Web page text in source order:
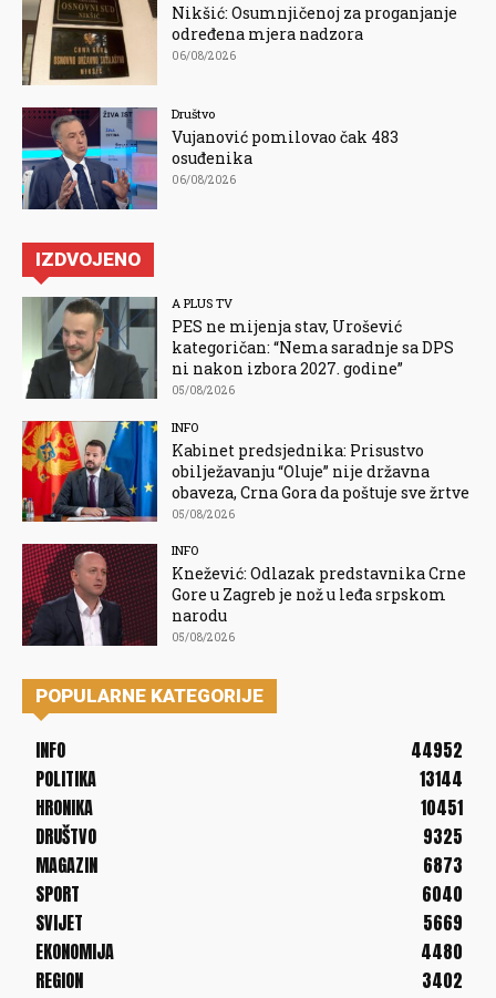
Nikšić: Osumnjičenoj za proganjanje
određena mjera nadzora
06/08/2026
Društvo
Vujanović pomilovao čak 483
osuđenika
06/08/2026
IZDVOJENO
A PLUS TV
PES ne mijenja stav, Urošević
kategoričan: “Nema saradnje sa DPS
ni nakon izbora 2027. godine”
05/08/2026
INFO
Kabinet predsjednika: Prisustvo
obilježavanju “Oluje” nije državna
obaveza, Crna Gora da poštuje sve žrtve
05/08/2026
INFO
Knežević: Odlazak predstavnika Crne
Gore u Zagreb je nož u leđa srpskom
narodu
05/08/2026
POPULARNE KATEGORIJE
INFO
44952
POLITIKA
13144
HRONIKA
10451
DRUŠTVO
9325
MAGAZIN
6873
SPORT
6040
SVIJET
5669
EKONOMIJA
4480
REGION
3402